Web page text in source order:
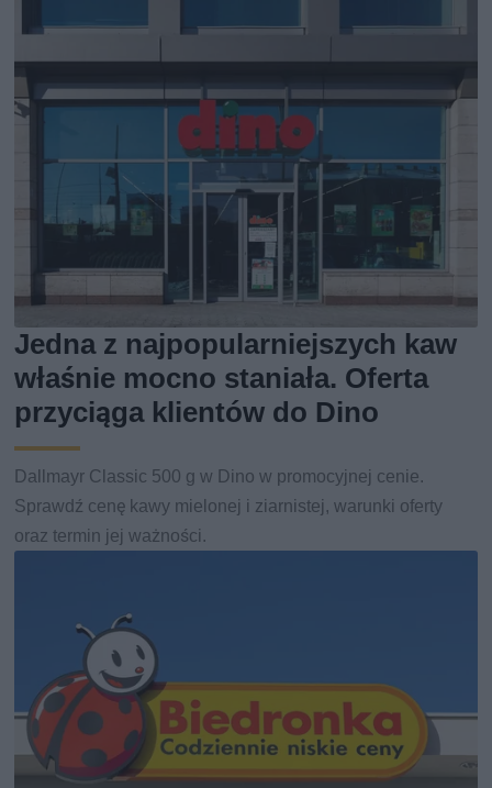
Jedna z najpopularniejszych kaw
właśnie mocno staniała. Oferta
przyciąga klientów do Dino
Dallmayr Classic 500 g w Dino w promocyjnej cenie.
Sprawdź cenę kawy mielonej i ziarnistej, warunki oferty
oraz termin jej ważności.